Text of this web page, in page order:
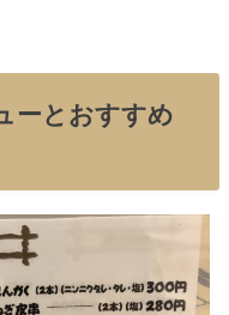
ーとおすすめ